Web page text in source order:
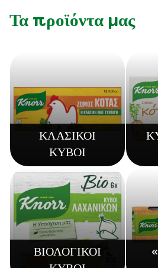
Τα προϊόντα μας
ΚΛΑΣΙΚΟΙ
ΚΥΒΟΙ
ΒΙΟΛΟΓΙΚΟΙ